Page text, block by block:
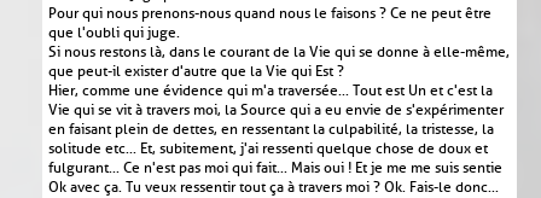
Pour qui nous prenons-nous quand nous le faisons ? Ce ne peut être
que l'oubli qui juge.
Si nous restons là, dans le courant de la Vie qui se donne à elle-même,
que peut-il exister d'autre que la Vie qui Est ?
Hier, comme une évidence qui m'a traversée... Tout est Un et c'est la
Vie qui se vit à travers moi, la Source qui a eu envie de s'expérimenter
en faisant plein de dettes, en ressentant la culpabilité, la tristesse, la
solitude etc... Et, subitement, j'ai ressenti quelque chose de doux et
fulgurant... Ce n'est pas moi qui fait... Mais oui ! Et je me me suis sentie
Ok avec ça. Tu veux ressentir tout ça à travers moi ? Ok. Fais-le donc...